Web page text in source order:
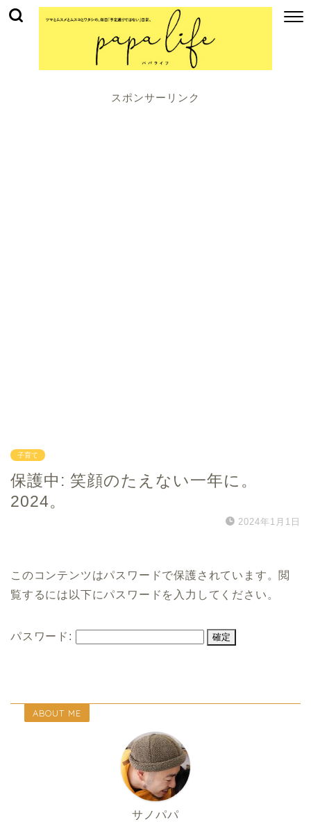
スポンサーリンク
子育て
保護中: 笑顔のたえない一年に。
2024。
2024年1月1日
このコンテンツはパスワードで保護されています。閲
覧するには以下にパスワードを入力してください。
パスワード:
ABOUT ME
サノパパ